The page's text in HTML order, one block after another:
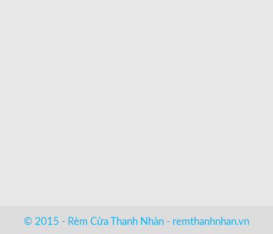
© 2015 - Rèm Cửa Thanh Nhàn - remthanhnhan.vn